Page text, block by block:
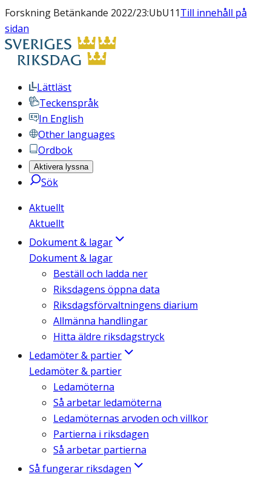
Forskning Betänkande 2022/23:UbU11Till innehåll på
sidan
Lättläst
Teckenspråk
In English
Other languages
Ordbok
Aktivera lyssna
Sök
Aktuellt
Aktuellt
Dokument & lagar
Dokument & lagar
Beställ och ladda ner
Riksdagens öppna data
Riksdagsförvaltningens diarium
Allmänna handlingar
Hitta äldre riksdagstryck
Ledamöter & partier
Ledamöter & partier
Ledamöterna
Så arbetar ledamöterna
Ledamöternas arvoden och villkor
Partierna i riksdagen
Så arbetar partierna
Så fungerar riksdagen